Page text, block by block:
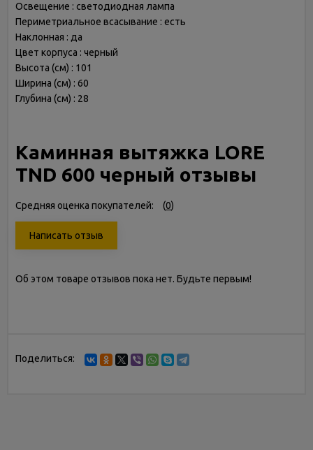
Освещение : светодиодная лампа
Периметриальное всасывание : есть
Наклонная : да
Цвет корпуса : черный
Высота (см) : 101
Ширина (см) : 60
Глубина (см) : 28
Каминная вытяжка LORE
TND 600 черный отзывы
Средняя оценка покупателей: (0)
Написать отзыв
Об этом товаре отзывов пока нет. Будьте первым!
Поделиться: